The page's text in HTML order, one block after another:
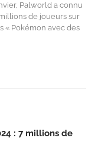
Palworld a connu
de joueurs sur
« Pokémon avec des
: 7 millions de